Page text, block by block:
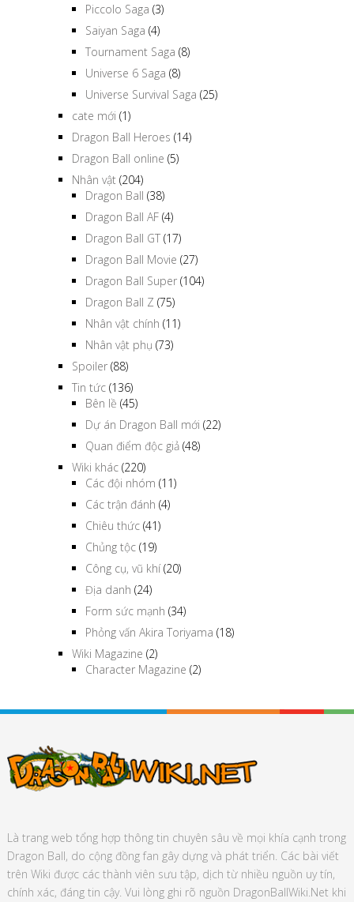
Piccolo Saga (3)
Saiyan Saga (4)
Tournament Saga (8)
Universe 6 Saga (8)
Universe Survival Saga (25)
cate mới (1)
Dragon Ball Heroes (14)
Dragon Ball online (5)
Nhân vật (204)
Dragon Ball (38)
Dragon Ball AF (4)
Dragon Ball GT (17)
Dragon Ball Movie (27)
Dragon Ball Super (104)
Dragon Ball Z (75)
Nhân vật chính (11)
Nhân vật phụ (73)
Spoiler (88)
Tin tức (136)
Bên lề (45)
Dự án Dragon Ball mới (22)
Quan điểm độc giả (48)
Wiki khác (220)
Các đội nhóm (11)
Các trận đánh (4)
Chiêu thức (41)
Chủng tộc (19)
Công cụ, vũ khí(20)
Địa danh (24)
Form sức mạnh (34)
Phỏng vấn Akira Toriyama (18)
Wiki Magazine (2)
Character Magazine (2)
Là trang web tổng hợp thông tin chuyên sâu về mọi khía cạnh trong
Dragon Ball, do cộng đồng fan gây dựng và phát triển. Các bài viết
trên Wiki được các thành viên sưu tập, dịch từ nhiều nguồn uy tín,
chính xác, đáng tin cậy. Vui lòng ghi rõ nguồn DragonBallWiki.Net khi